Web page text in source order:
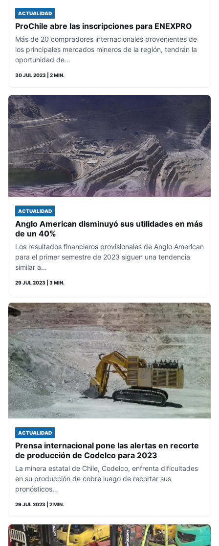
ACTUALIDAD
ProChile abre las inscripciones para ENEXPRO
Más de 20 compradores internacionales provenientes de
los principales mercados mineros de la región, tendrán la
oportunidad de…
30 JUL 2023 | 2 MIN.
ACTUALIDAD
Anglo American disminuyó sus utilidades en más
de un 40%
Los resultados financieros provisionales de Anglo American
para el primer semestre de 2023 siguen una tendencia
similar a…
29 JUL 2023 | 3 MIN.
ACTUALIDAD
Prensa internacional pone las alertas en recorte
de producción de Codelco para 2023
La minera estatal de Chile, Codelco, enfrenta dificultades
en su producción de cobre luego de recortar sus
pronósticos…
29 JUL 2023 | 2 MIN.